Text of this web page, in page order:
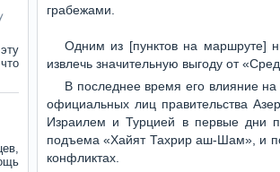
грабежами.
Одним из [пунктов на маршруте]
извлечь значительную выгоду от
В последнее время его влияние
официальных лиц правительства
Израилем и Турцией в первые дни
подъема «Хайят Тахрир аш-Шам», и
конфликтах.